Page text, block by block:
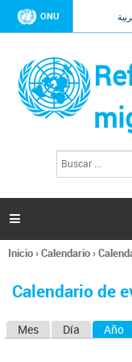
ONU
l
s

Se
usted
Inicio›Calendario›
Calendario de
Mes Día Año